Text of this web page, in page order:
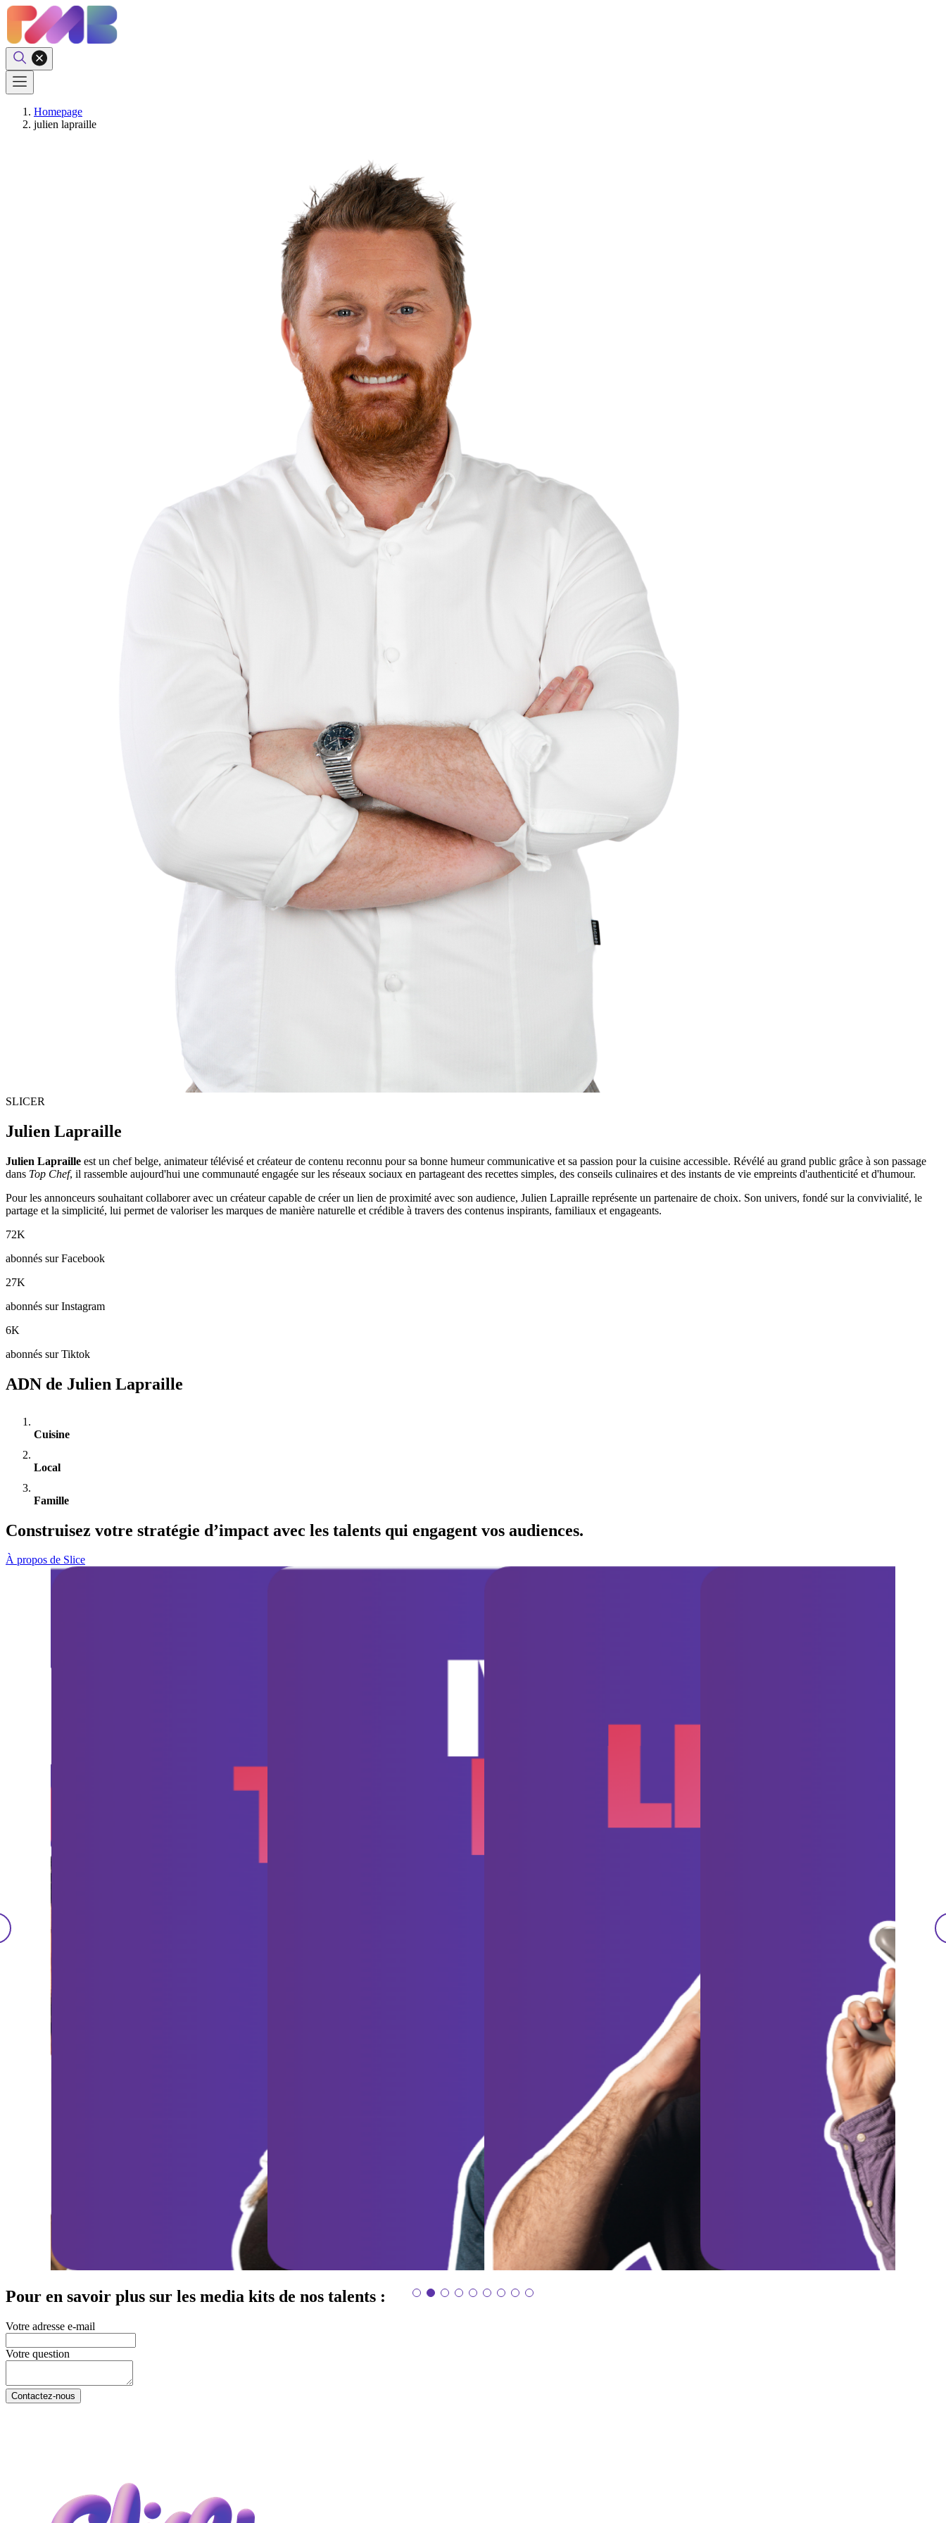
Homepage
julien lapraille
SLICER
Julien Lapraille
Julien Lapraille est un chef belge, animateur télévisé et créateur de contenu reconnu pour sa bonne humeur communicative et sa passion pour la cuisine accessible. Révélé au grand public grâce à son passage
dans Top Chef, il rassemble aujourd'hui une communauté engagée sur les réseaux sociaux en partageant des recettes simples, des conseils culinaires et des instants de vie empreints d'authenticité et d'humour.
Pour les annonceurs souhaitant collaborer avec un créateur capable de créer un lien de proximité avec son audience, Julien Lapraille représente un partenaire de choix. Son univers, fondé sur la convivialité, le
partage et la simplicité, lui permet de valoriser les marques de manière naturelle et crédible à travers des contenus inspirants, familiaux et engageants.
72K
abonnés sur Facebook
27K
abonnés sur Instagram
6K
abonnés sur Tiktok
ADN de Julien Lapraille
Cuisine
Local
Famille
Construisez votre stratégie d’impact avec les talents qui engagent vos audiences.
À propos de Slice
Pour en savoir plus sur les media kits de nos talents :
Votre adresse e-mail
Votre question